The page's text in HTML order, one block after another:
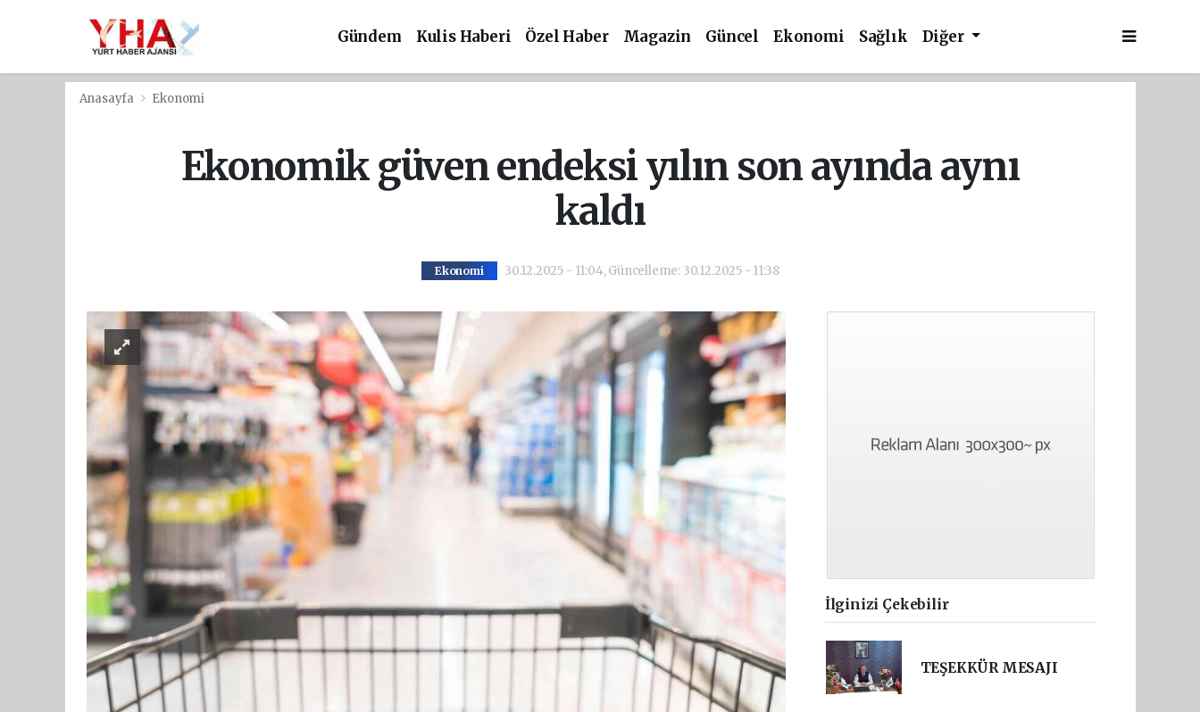
Gündem Kulis Haberi Özel Haber Magazin Güncel Ekonomi Sağlık Diğer
Anasayfa Ekonomi
Ekonomik güven endeksi yılın son ayında aynı
kaldı
Ekonomi 30.12.2025 - 11:04, Güncelleme: 30.12.2025 - 11:38
İlginizi Çekebilir
TEŞEKKÜR MESAJI